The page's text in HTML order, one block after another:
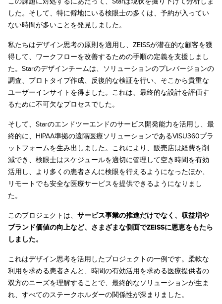
した。そして、特に僻地にいる検眼士の多くは、予約が入ってい
ない時間が多いことを発見しました。
私たちはデザイン思考の原則を適用し、ZEISSが潜在的な顧客を獲
得して、ワークフローを改善するための手順の定義を支援しまし
た。Starのデザインチームは、ソリューションのプレバージョンの
調査、プロトタイプ作成、反復的な検証を行い、そこから貴重な
ユーザーインサイトを得ました。これは、最終的な設計を評価す
るために不可欠なプロセスでした。
そして、Starのエンドツーエンドのサービス開発能力を活用し、最
終的に、HIPAA準拠の遠隔医療ソリューションであるVISU360プラ
ットフォームを生み出しました。これにより、販売店は経費を削
減でき、検眼士はスケジュールを適切に管理して空き時間を有効
活用し、より多くの患者さんに検眼を行えるようになったほか、
リモートでも安全な医療サービスを提供できるようになりまし
た。
このプロジェクトは、 サービス事業の推進だけでなく、収益増や
ブランド価値の向上など、さまざまな側面でZEISSに恩恵をもたら
しました。
これはデザイン思考を活用したプロジェクトの一例です。柔軟な
利用を求める患者さんと、時間の有効活用を求める医療提供者の
双方のニーズを理解することで、最終的なソリューションが生ま
れ、すべてのステークホルダーの関係性が深まりました。